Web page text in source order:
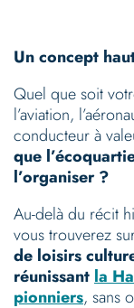
Un concept
Quel que soit
l’aviation,
conducteur à
que
l’organiser ?
Au-delà du récit
vous trouverez
de loisirs
réunissant la
pionniers, sans